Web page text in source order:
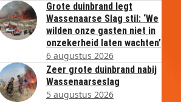
Grote duinbrand legt
Wassenaarse Slag stil: ‘We
wilden onze gasten niet in
onzekerheid laten wachten’
6 augustus 2026
Zeer grote duinbrand nabij
Wassenaarseslag
5 augustus 2026